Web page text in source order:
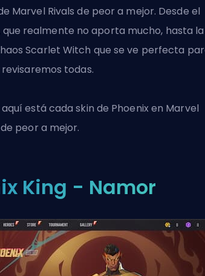
Marvel Rivals de peor a mejor. Desde el
que realmente no aporta mucho, hasta la
Scarlet Witch que se ve perfecta
todas.
está cada skin de Phoenix en Marvel
peor a mejor.
King - Namor